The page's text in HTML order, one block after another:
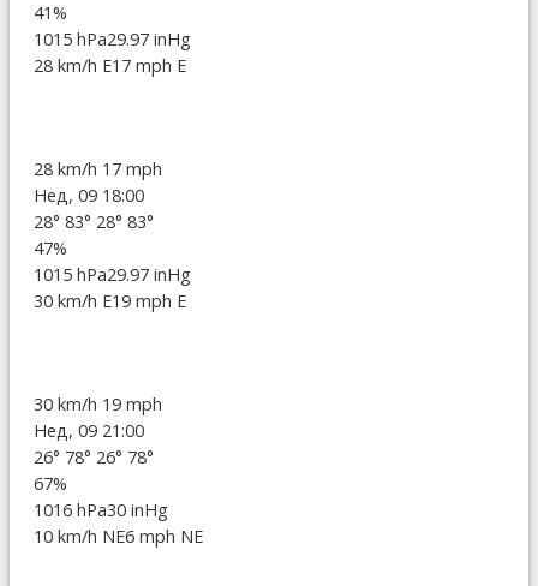
41%
1015 hPa29.97 inHg
28 km/h E17 mph E
28 km/h 17 mph
Нед, 09 18:00
28° 83° 28° 83°
47%
1015 hPa29.97 inHg
30 km/h E19 mph E
30 km/h 19 mph
Нед, 09 21:00
26° 78° 26° 78°
67%
1016 hPa30 inHg
10 km/h NE6 mph NE